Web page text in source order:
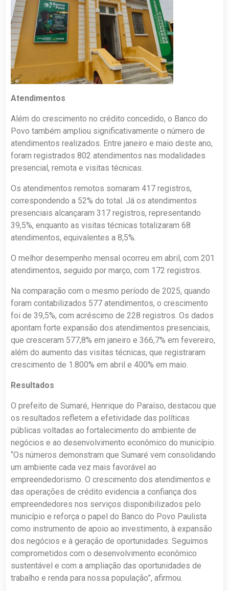
Atendimentos
Além do crescimento no crédito concedido, o Banco do
Povo também ampliou significativamente o número de
atendimentos realizados. Entre janeiro e maio deste ano,
foram registrados 802 atendimentos nas modalidades
presencial, remota e visitas técnicas.
Os atendimentos remotos somaram 417 registros,
correspondendo a 52% do total. Já os atendimentos
presenciais alcançaram 317 registros, representando
39,5%, enquanto as visitas técnicas totalizaram 68
atendimentos, equivalentes a 8,5%.
O melhor desempenho mensal ocorreu em abril, com 201
atendimentos, seguido por março, com 172 registros.
Na comparação com o mesmo período de 2025, quando
foram contabilizados 577 atendimentos, o crescimento
foi de 39,5%, com acréscimo de 228 registros. Os dados
apontam forte expansão dos atendimentos presenciais,
que cresceram 577,8% em janeiro e 366,7% em fevereiro,
além do aumento das visitas técnicas, que registraram
crescimento de 1.800% em abril e 400% em maio.
Resultados
O prefeito de Sumaré, Henrique do Paraíso, destacou que
os resultados refletem a efetividade das políticas
públicas voltadas ao fortalecimento do ambiente de
negócios e ao desenvolvimento econômico do município.
“Os números demonstram que Sumaré vem consolidando
um ambiente cada vez mais favorável ao
empreendedorismo. O crescimento dos atendimentos e
das operações de crédito evidencia a confiança dos
empreendedores nos serviços disponibilizados pelo
município e reforça o papel do Banco do Povo Paulista
como instrumento de apoio ao investimento, à expansão
dos negócios e à geração de oportunidades. Seguimos
comprometidos com o desenvolvimento econômico
sustentável e com a ampliação das oportunidades de
trabalho e renda para nossa população”, afirmou.